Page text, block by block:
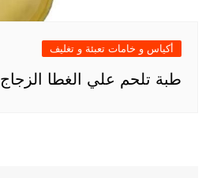
أكياس و خامات تعبئة و تغليف
طبة تلحم علي الغطا الزجاج